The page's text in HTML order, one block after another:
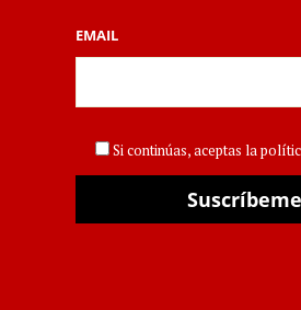
València
conexión con
EMAIL
Si continúas, aceptas la